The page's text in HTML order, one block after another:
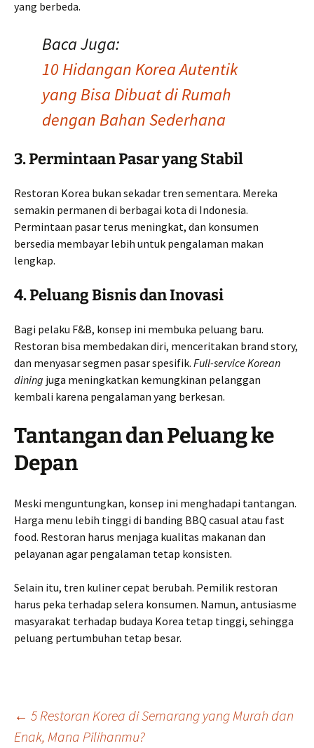
yang berbeda.
Baca Juga:
10 Hidangan Korea Autentik
yang Bisa Dibuat di Rumah
dengan Bahan Sederhana
3. Permintaan Pasar yang Stabil
Restoran Korea bukan sekadar tren sementara. Mereka
semakin permanen di berbagai kota di Indonesia.
Permintaan pasar terus meningkat, dan konsumen
bersedia membayar lebih untuk pengalaman makan
lengkap.
4. Peluang Bisnis dan Inovasi
Bagi pelaku F&B, konsep ini membuka peluang baru.
Restoran bisa membedakan diri, menceritakan brand story,
dan menyasar segmen pasar spesifik. Full-service Korean
dining juga meningkatkan kemungkinan pelanggan
kembali karena pengalaman yang berkesan.
Tantangan dan Peluang ke
Depan
Meski menguntungkan, konsep ini menghadapi tantangan.
Harga menu lebih tinggi di banding BBQ casual atau fast
food. Restoran harus menjaga kualitas makanan dan
pelayanan agar pengalaman tetap konsisten.
Selain itu, tren kuliner cepat berubah. Pemilik restoran
harus peka terhadap selera konsumen. Namun, antusiasme
masyarakat terhadap budaya Korea tetap tinggi, sehingga
peluang pertumbuhan tetap besar.
Navigasi
← 5 Restoran Korea di Semarang yang Murah dan
Enak, Mana Pilihanmu?